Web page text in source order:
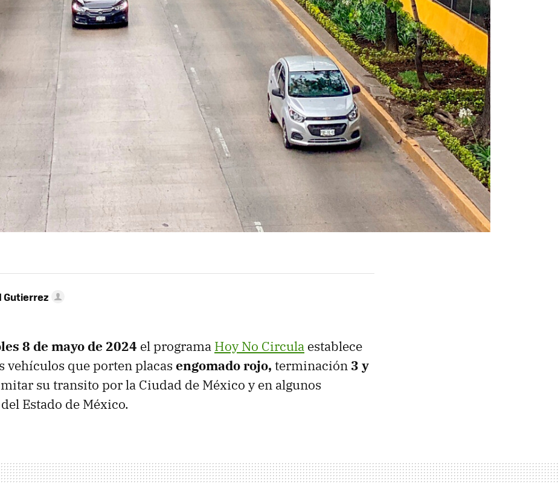
Gutierrez
8 de mayo de 2024 el programa Hoy No Circula establece
vehículos que porten placas engomado rojo, terminación 3 y
su transito por la Ciudad de México y en algunos
Estado de México.